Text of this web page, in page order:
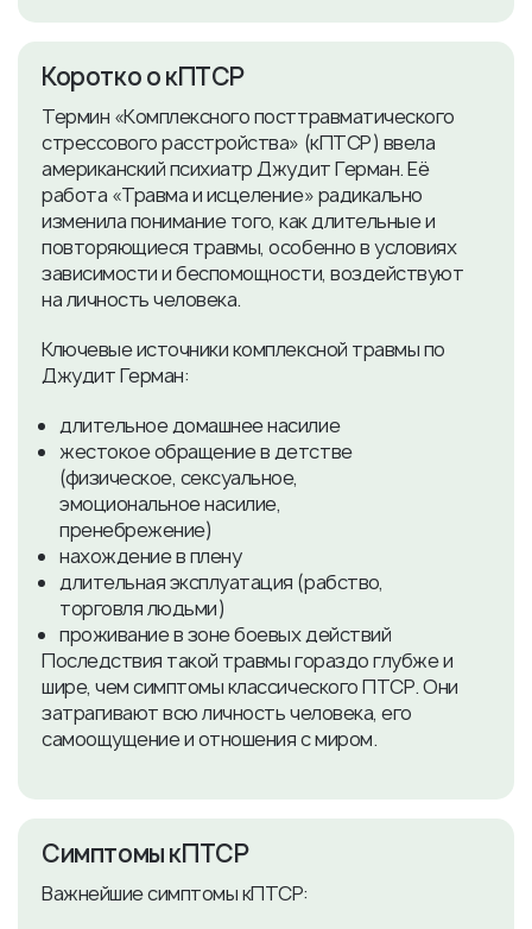
Коротко о кПТСР
Термин «Комплексного посттравматического
стрессового расстройства» (кПТСР) ввела
американский психиатр Джудит Герман. Её
работа «Травма и исцеление» радикально
изменила понимание того, как длительные и
повторяющиеся травмы, особенно в условиях
зависимости и беспомощности, воздействуют
на личность человека.
Ключевые источники комплексной травмы по
Джудит Герман:
длительное домашнее насилие
жестокое обращение в детстве
(физическое, сексуальное,
эмоциональное насилие,
пренебрежение)
нахождение в плену
длительная эксплуатация (рабство,
торговля людьми)
проживание в зоне боевых действий
Последствия такой травмы гораздо глубже и
шире, чем симптомы классического ПТСР. Они
затрагивают всю личность человека, его
самоощущение и отношения с миром.
Симптомы кПТСР
Важнейшие симптомы кПТСР: